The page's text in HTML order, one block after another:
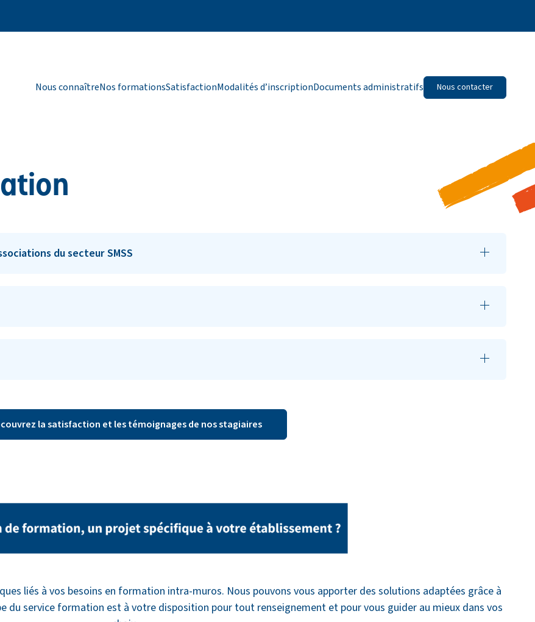
Nous connaîtreNos formationsSatisfactionModalités d’inscriptionDocuments administratifs Nous contacter
du secteur SMSS
la satisfaction et les témoignages de nos stagiaires
liés à vos besoins en formation intra-muros. Nous pouvons vous apporter des solutions adaptées grâce à
du service formation est à votre disposition pour tout renseignement et pour vous guider au mieux dans vos